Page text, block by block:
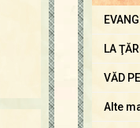
LA
VĂD
Alte